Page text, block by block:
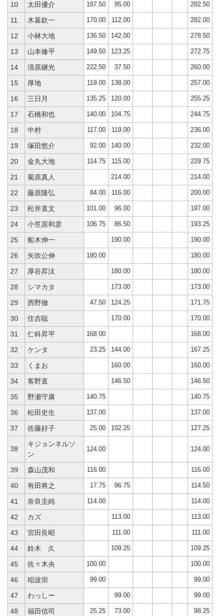
10 太田優介 187.50 95.00 282.50
11 木暮欽一 170.00 112.00 282.00
12 小林大地 136.50 142.00 278.50
13 山本修平 149.50 123.25 272.75
14 清原継光 222.50 37.50 260.00
15 厚地 119.00 138.00 257.00
16 三日月 135.25 120.00 255.25
17 石橋和也 140.00 104.75 244.75
18 中村 117.00 119.00 236.00
19 塚田悠介 92.00 140.00 232.00
20 金丸大地 114.75 115.00 229.75
21 菊原真人 214.00 214.00
22 藤原隆弘 84.00 116.00 200.00
23 松井直文 101.00 96.00 197.00
24 小笠原和彦 106.75 86.50 193.25
25 船木伸一 190.00 190.00
26 矢吹公伸 180.00 180.00
27 厚谷昇汰 180.00 180.00
28 シマカタ 173.00 173.00
29 西野徹 47.50 124.25 171.75
30 住吉聡 170.00 170.00
31 仁科昇平 168.00 168.00
32 ケンタ 23.25 144.00 167.25
33 くまお 160.00 160.00
34 客野直 146.50 146.50
35 野瀬守康 140.75 140.75
36 松田史生 137.00 137.00
37 佐藤好子 25.00 102.25 127.25
38
キジョンネルソ
ン
124.00 124.00
39 森山茂和 116.00 116.00
40 有田将之 17.75 96.75 114.50
41 奈良圭純 114.00 114.00
42 カズ 113.00 113.00
43 宮田良昭 111.00 111.00
44 鈴木 久 109.25 109.25
45 佐々木央 100.00 100.00
46 稲波崇 99.00 99.00
47 わっしー 99.00 99.00
48 福田信司 25.25 73.00 98.25